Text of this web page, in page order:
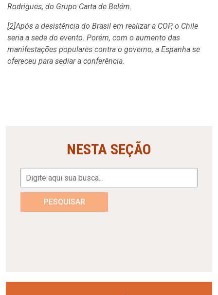
Rodrigues, do Grupo Carta de Belém.
[2]Após a desistência do Brasil em realizar a COP, o Chile
seria a sede do evento. Porém, com o aumento das
manifestações populares contra o governo, a Espanha se
ofereceu para sediar a conferência.
NESTA SEÇÃO
PESQUISAR